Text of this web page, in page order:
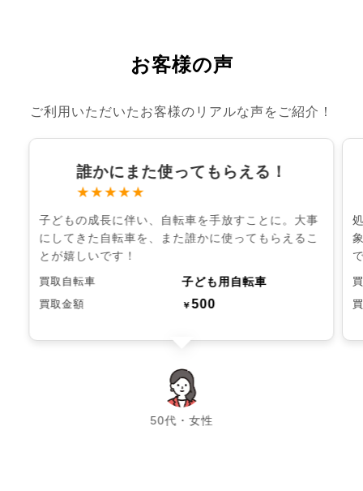
お客様の声
ご利用いただいたお客様のリアルな声をご紹介！
誰かにまた使ってもらえる！
★★★★★
子どもの成長に伴い、自転車を手放すことに。大事
にしてきた自転車を、また誰かに使ってもらえるこ
とが嬉しいです！
買取自転車 子ども用自転車
買取金額 ￥500
50代・女性
chevron_left chevron_right